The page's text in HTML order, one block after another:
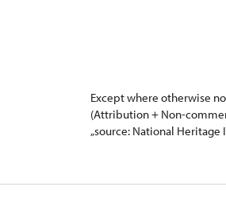
Except where otherwise
(Attribution + Non-
„source: National Heritage